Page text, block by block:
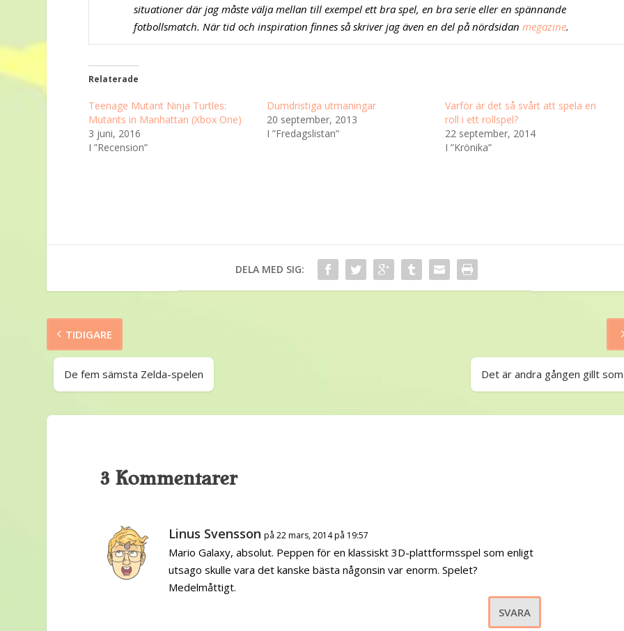
situationer där jag måste välja mellan till exempel ett bra spel, en bra serie eller en spännande
fotbollsmatch. När tid och inspiration finnes så skriver jag även en del på nördsidanmegazine.
Relaterade
Teenage Mutant Ninja Turtles:
Mutants in Manhattan (Xbox One)
3 juni, 2016
I ”Recension”
Dumdristiga utmaningar
20 september, 2013
I ”Fredagslistan”
Varför är det så svårt att spela en
roll i ett rollspel?
22 september, 2014
I ”Krönika”
DELA MED SIG:
TIDIGARE
De fem sämsta Zelda-spelen Det är andra gången gillt
3 Kommentarer
Linus Svensson på 22 mars, 2014 på 19:57
Mario Galaxy, absolut. Peppen för en klassiskt 3D-plattformsspel som enligt
utsago skulle vara det kanske bästa någonsin var enorm. Spelet?
Medelmåttigt.
SVARA